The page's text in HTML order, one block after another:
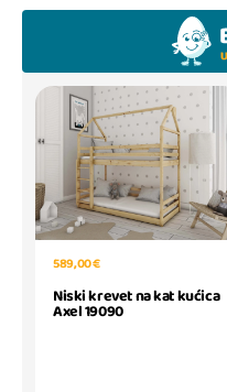
589,00 €
Niski krevet na kat kućica
Axel 19090